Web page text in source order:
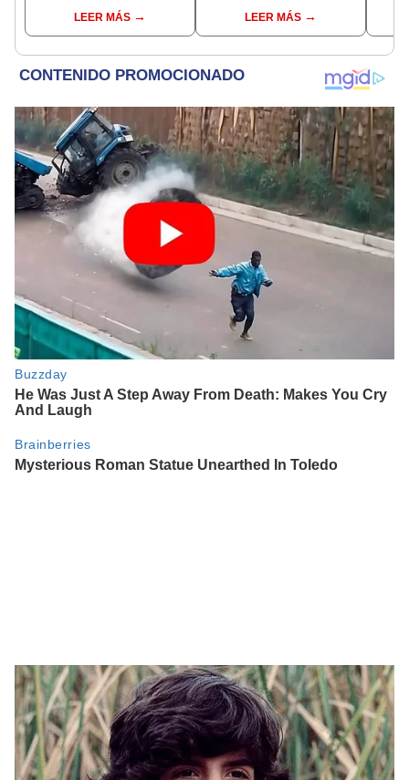
del 6 de agosto
LEER MÁS
afectadas, según
Sedapal
LEER MÁS